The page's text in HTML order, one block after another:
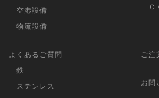
空港設備
物流設備
Ｃ
よくあるご質問
鉄
ステンレス
ご注
お問